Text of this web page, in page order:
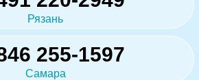
Рязань
255-1597
Самара